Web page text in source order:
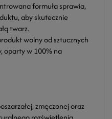
formuła sprawia,
aby skutecznie
twarz.
wolny od sztucznych
oparty w 100% na
zmęczonej oraz